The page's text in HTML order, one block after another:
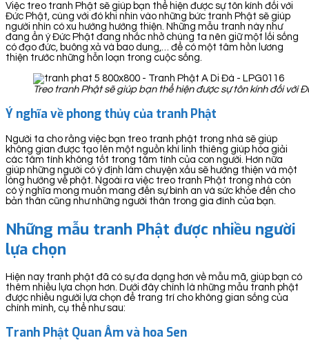
Việc treo tranh Phật sẽ giúp bạn thể hiện được sự tôn kính đối với
Đức Phật, cùng với đó khi nhìn vào những bức tranh Phật sẽ giúp
người nhìn có xu hướng hướng thiện. Những mẫu tranh này như
đang ẩn ý Đức Phật đang nhắc nhở chúng ta nên giữ một lối sống
có đạo đức, buông xả và bao dung,… để có một tâm hồn lương
thiện trước những hỗn loạn trong cuộc sống.
Treo tranh Phật sẽ giúp bạn thể hiện được sự tôn kính đối với
Ý nghĩa về phong thủy của tranh Phật
Người ta cho rằng việc bạn treo tranh phật trong nhà sẽ giúp
không gian được tạo lên một nguồn khí linh thiêng giúp hóa giải
các tâm tính không tốt trong tâm tính của con người. Hơn nữa
giúp những người có ý định làm chuyện xấu sẽ hướng thiện và một
lòng hướng về phật. Ngoài ra việc treo tranh Phật trong nhà còn
có ý nghĩa mong muốn mang đến sự bình an và sức khỏe đến cho
bản thân cũng như những người thân trong gia đình của bạn.
Những mẫu tranh Phật được nhiều người
lựa chọn
Hiện nay tranh phật đã có sự đa dạng hơn về mẫu mã, giúp bạn có
thêm nhiều lựa chọn hơn. Dưới đây chính là những mẫu tranh phật
được nhiều người lựa chọn để trang trí cho không gian sống của
chính mình, cụ thể như sau:
Tranh Phật Quan Âm và hoa Sen